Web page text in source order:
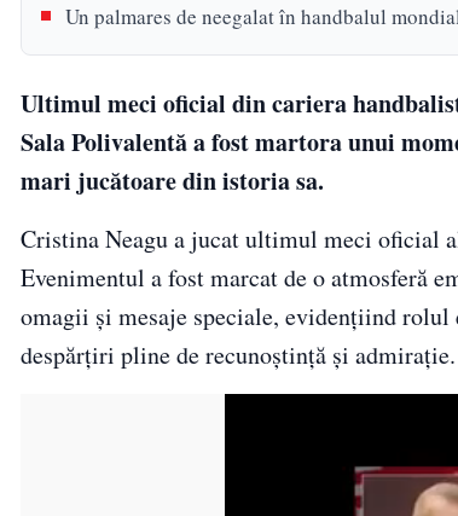
Un palmares de neegalat în handbalul
Ultimul meci oficial din cariera
Sala Polivalentă a fost martora unui
mari jucătoare din istoria sa.
Cristina Neagu a jucat ultimul meci oficial
Evenimentul a fost marcat de o atmosferă
omagii și mesaje speciale, evidențiind
despărțiri pline de recunoștință și admirație.